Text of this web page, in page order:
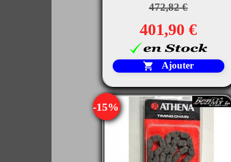
472,82 €
401,90 €
 Ajouter
-15%